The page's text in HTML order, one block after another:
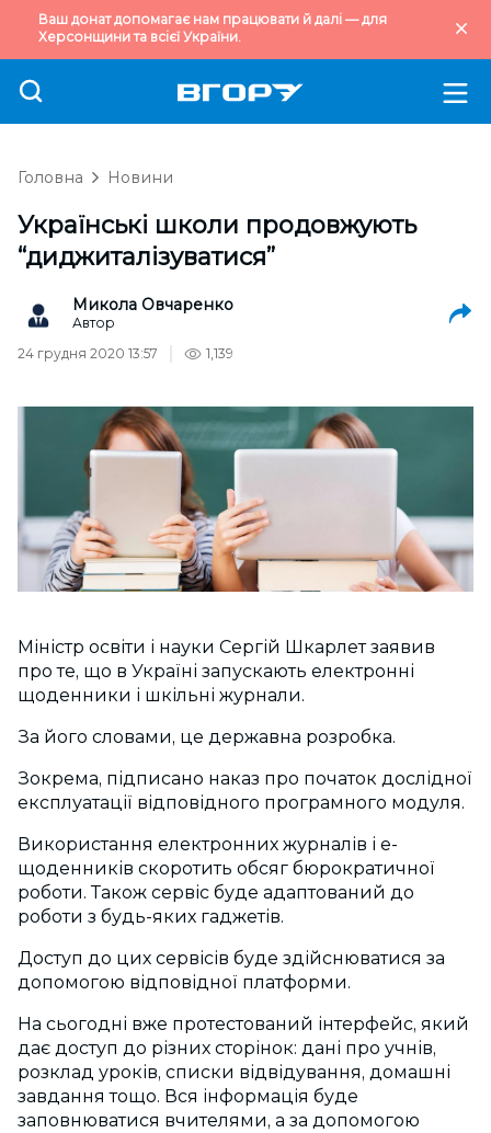
Ваш донат допомагає нам працювати й далі — для
Херсонщини та всієї України.
Головна Новини
Українські школи продовжують
“диджиталізуватися”
Микола Овчаренко
Автор
24 грудня 2020 13:57
1,139
Міністр освіти і науки Сергій Шкарлет заявив
про те, що в Україні запускають електронні
щоденники і шкільні журнали.
За його словами, це державна розробка.
Зокрема, підписано наказ про початок дослідної
експлуатації відповідного програмного модуля.
Використання електронних журналів і е-
щоденників скоротить обсяг бюрократичної
роботи. Також сервіс буде адаптований до
роботи з будь-яких гаджетів.
Доступ до цих сервісів буде здійснюватися за
допомогою відповідної платформи.
На сьогодні вже протестований інтерфейс, який
дає доступ до різних сторінок: дані про учнів,
розклад уроків, списки відвідування, домашні
завдання тощо. Вся інформація буде
заповнюватися вчителями, а за допомогою